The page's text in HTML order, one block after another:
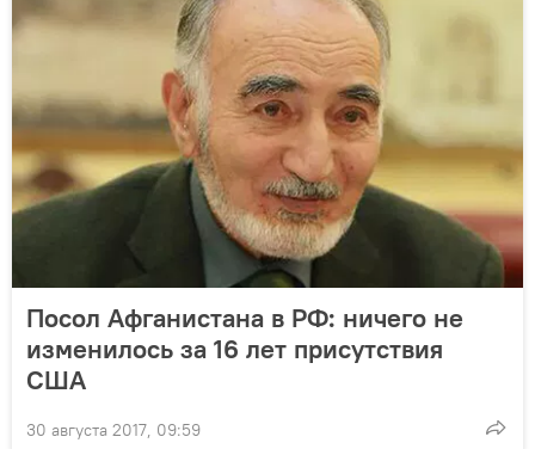
Посол Афганистана в РФ: ничего не
изменилось за 16 лет присутствия
США
30 августа 2017, 09:59